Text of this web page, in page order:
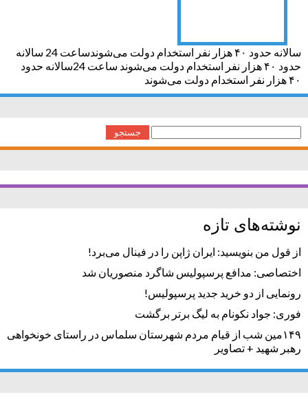
سالانه حدود ۴۰ هزار نفر استخدام دولت می‌شوندساعت 24 سالانه
حدود ۴۰ هزار نفر استخدام دولت می‌شوند ساعت 24سالانه حدود
۴۰ هزار نفر استخدام دولت می‌شوند
جستجو
برای:
نوشته‌های تازه
از قول من بنویسید: ایران ژاپن را در فینال می‌برد!
اختصاصی: مدافع پرسپولیس شاگرد منصوریان شد
رونمایی از دو خرید جدید پرسپولیس!
فوری: جواد نکونام به لیگ برتر برگشت
۱۴۹مین شب از قیام مردم شهرستان سلماس در راستای خونخواهی
رهبر شهید + تصاویر